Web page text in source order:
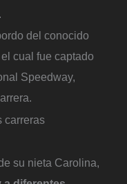
del conocido
el cual fue captado
Speedway,
carreras
su nieta Carolina,